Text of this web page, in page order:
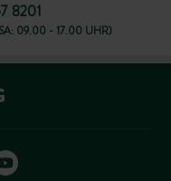
8201
09.00 - 17.00 UHR)